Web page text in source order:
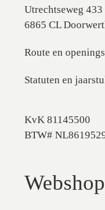
Utrechtseweg 433
6865 CL
Route en
Statuten en
KvK 81145500
BTW#
Webshop